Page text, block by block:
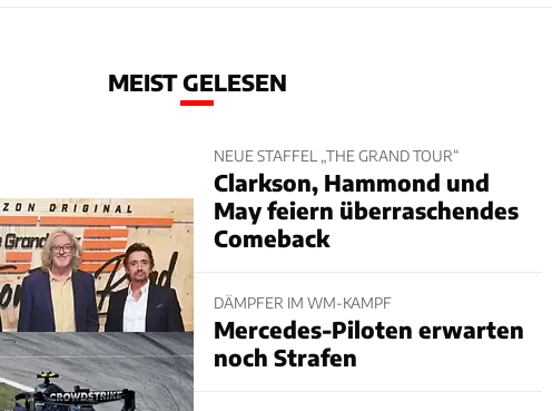
MEIST GELESEN
NEUE STAFFEL „THE GRAND TOUR“
Clarkson, Hammond und
May feiern überraschendes
Comeback
DÄMPFER IM WM-KAMPF
Mercedes-Piloten erwarten
noch Strafen